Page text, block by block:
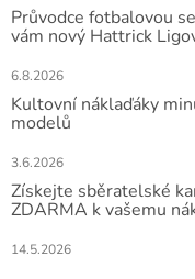
Průvodce fotbalovou
vám nový Hattrick
6.8.2026
Kultovní náklaďáky
modelů
3.6.2026
Získejte sběratelské
ZDARMA k vašemu
14.5.2026